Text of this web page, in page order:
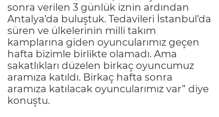
sonra verilen 3 günlük iznin ardından
Antalya’da buluştuk. Tedavileri İstanbul’da
süren ve ülkelerinin milli takım
kamplarına giden oyuncularımız geçen
hafta bizimle birlikte olamadı. Ama
sakatlıkları düzelen birkaç oyuncumuz
aramıza katıldı. Birkaç hafta sonra
aramıza katılacak oyuncularımız var” diye
konuştu.